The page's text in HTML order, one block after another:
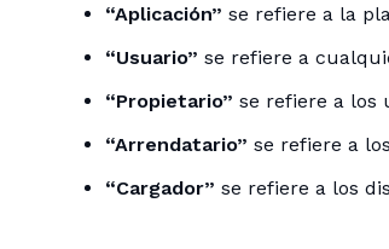
“Aplicación” se refiere a la
“Usuario” se refiere a
“Propietario” se refiere a los
“Arrendatario” se refiere a
“Cargador” se refiere a los